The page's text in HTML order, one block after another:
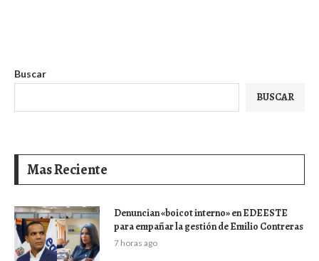
Buscar
BUSCAR
Mas Reciente
Denuncian «boicot interno» en EDEESTE
para empañar la gestión de Emilio Contreras
7 horas ago